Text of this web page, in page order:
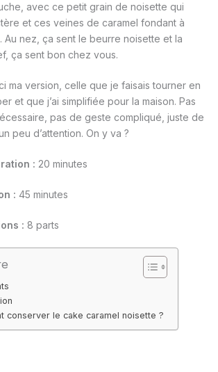
avec ce petit grain de noisette qui
et ces veines de caramel fondant à
Au nez, ça sent le beurre noisette et la
ça sent bon chez vous.
ma version, celle que je faisais tourner en
et que j’ai simplifiée pour la maison. Pas
pas de geste compliqué, juste de
peu d’attention. On y va ?
: 20 minutes
: 45 minutes
: 8 parts
conserver le cake caramel noisette ?